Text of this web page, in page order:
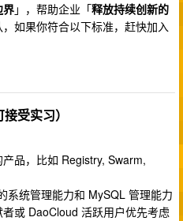
界」，帮助企业「释放持续创新的
如果你符合以下标准，赶快加入
受实习）
品，比如 Registry, Swarm,
系统管理能力和 MySQL 管理能力
或 DaoCloud 活跃用户优先考虑